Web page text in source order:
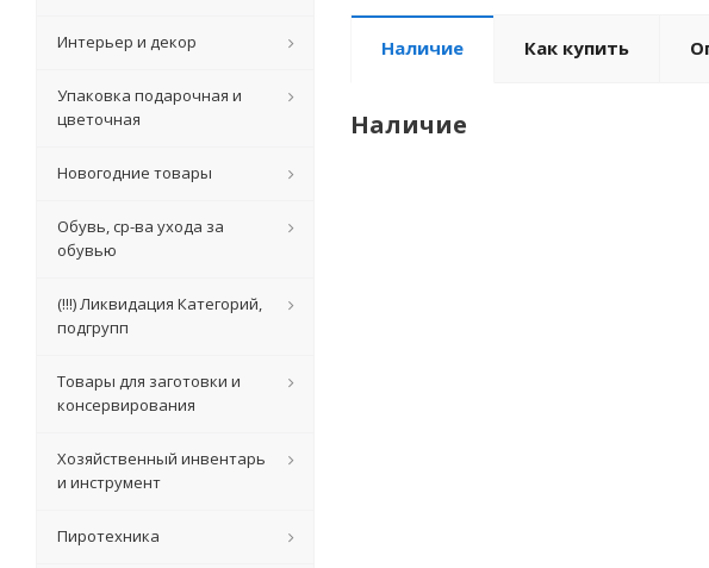
Наличие Как купить
Наличие
Интерьер и декор
Упаковка подарочная и
цветочная
Новогодние товары
Обувь, ср-ва ухода за
обувью
(!!!) Ликвидация Категорий,
подгрупп
Товары для заготовки и
консервирования
Хозяйственный инвентарь
и инструмент
Пиротехника